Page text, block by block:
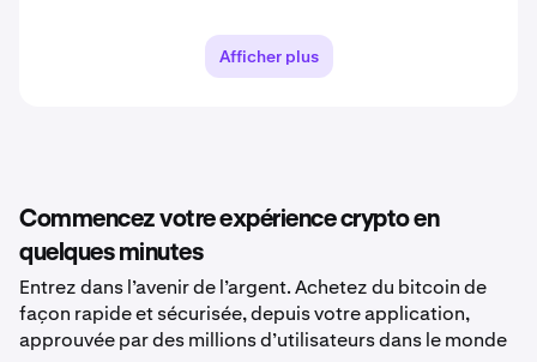
Afficher plus
Commencez votre expérience crypto en
quelques minutes
Entrez dans l’avenir de l’argent. Achetez du bitcoin de
façon rapide et sécurisée, depuis votre application,
approuvée par des millions d’utilisateurs dans le monde